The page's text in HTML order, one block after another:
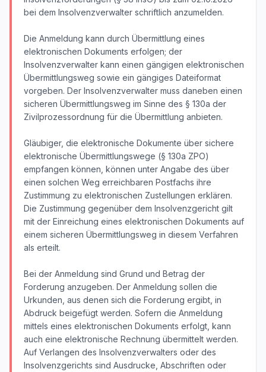
bei dem Insolvenzverwalter schriftlich anzumelden.
Die Anmeldung kann durch Übermittlung eines
elektronischen Dokuments erfolgen; der
Insolvenzverwalter kann einen gängigen elektronischen
Übermittlungsweg sowie ein gängiges Dateiformat
vorgeben. Der Insolvenzverwalter muss daneben einen
sicheren Übermittlungsweg im Sinne des § 130a der
Zivilprozessordnung für die Übermittlung anbieten.
Gläubiger, die elektronische Dokumente über sichere
elektronische Übermittlungswege (§ 130a ZPO)
empfangen können, können unter Angabe des über
einen solchen Weg erreichbaren Postfachs ihre
Zustimmung zu elektronischen Zustellungen erklären.
Die Zustimmung gegenüber dem Insolvenzgericht gilt
mit der Einreichung eines elektronischen Dokuments auf
einem sicheren Übermittlungsweg in diesem Verfahren
als erteilt.
Bei der Anmeldung sind Grund und Betrag der
Forderung anzugeben. Der Anmeldung sollen die
Urkunden, aus denen sich die Forderung ergibt, in
Abdruck beigefügt werden. Sofern die Anmeldung
mittels eines elektronischen Dokuments erfolgt, kann
auch eine elektronische Rechnung übermittelt werden.
Auf Verlangen des Insolvenzverwalters oder des
Insolvenzgerichts sind Ausdrucke, Abschriften oder